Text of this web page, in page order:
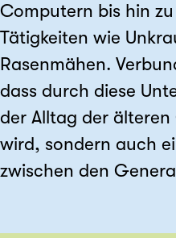
Computern bis hin
Tätigkeiten wie
Rasenmähen.
dass durch diese
der Alltag der
wird, sondern auch
zwischen den